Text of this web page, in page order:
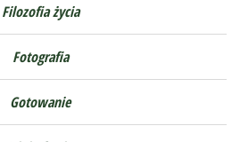
Filozofia życia
Fotografia
Gotowanie